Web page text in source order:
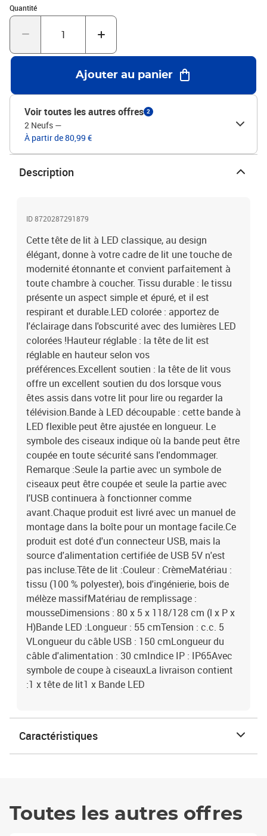
longueur. Le symbole des ciseaux indique où la bande peut être
coupée en toute sécurité sans l'endommager. Remarque :Seule la
partie avec un symbole de ciseaux peut être coupée et seule la
produit est livré avec un manuel de montage dans la boîte pour un
montage facile.Ce produit est doté d'un connecteur USB, mais la
source d'alimentation certifiée de USB 5V n'est pas incluse.Tête de
lit :Couleur : CrèmeMatériau : tissu (100 % polyester), bois
d'ingénierie, bois de mélèze massifMatériau de remplissage :
mousseDimensions : 80 x 5 x 118/128 cm (l x P x H)Bande LED
:Longueur : 55 cmTension : c.c. 5 VLongueur du câble USB : 150
cmLongueur du câble d'alimentation : 30 cmIndice IP : IP65Avec
symbole de coupe à ciseauxLa livraison contient :1 x tête de lit1 x
Bande LED
Quantité
Quantité : 1
Ajouter au panier
Voir toutes les autres offres 2
2 Neufs —
À partir de 80,99 €
Description
ID 8720287291879
Cette tête de lit à LED classique, au design
élégant, donne à votre cadre de lit une touche de
modernité étonnante et convient parfaitement à
toute chambre à coucher. Tissu durable : le tissu
présente un aspect simple et épuré, et il est
respirant et durable.LED colorée : apportez de
l'éclairage dans l'obscurité avec des lumières LED
colorées !Hauteur réglable : la tête de lit est
réglable en hauteur selon vos
préférences.Excellent soutien : la tête de lit vous
offre un excellent soutien du dos lorsque vous
êtes assis dans votre lit pour lire ou regarder la
télévision.Bande à LED découpable : cette bande à
LED flexible peut être ajustée en longueur. Le
symbole des ciseaux indique où la bande peut être
coupée en toute sécurité sans l'endommager.
Remarque :Seule la partie avec un symbole de
ciseaux peut être coupée et seule la partie avec
l'USB continuera à fonctionner comme
avant.Chaque produit est livré avec un manuel de
montage dans la boîte pour un montage facile.Ce
produit est doté d'un connecteur USB, mais la
source d'alimentation certifiée de USB 5V n'est
pas incluse.Tête de lit :Couleur : CrèmeMatériau :
tissu (100 % polyester), bois d'ingénierie, bois de
mélèze massifMatériau de remplissage :
mousseDimensions : 80 x 5 x 118/128 cm (l x P x
H)Bande LED :Longueur : 55 cmTension : c.c. 5
VLongueur du câble USB : 150 cmLongueur du
câble d'alimentation : 30 cmIndice IP : IP65Avec
symbole de coupe à ciseauxLa livraison contient
:1 x tête de lit1 x Bande LED
Caractéristiques
Toutes les autres offres